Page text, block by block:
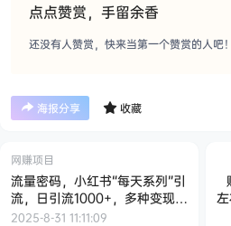
点点赞赏，手留余香
还没有人赞赏，快来当第一个赞赏的人吧！
海报分享 收藏
网赚项目
流量密码，小红书“每天系列”引
流，日引流1000+，多种变现方
式【揭秘】
2025-8-31 11:11:09